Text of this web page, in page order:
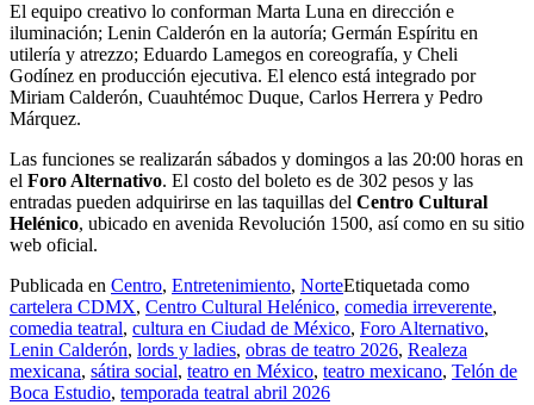
El equipo creativo lo conforman Marta Luna en dirección e
iluminación; Lenin Calderón en la autoría; Germán Espíritu en
utilería y atrezzo; Eduardo Lamegos en coreografía, y Cheli
Godínez en producción ejecutiva. El elenco está integrado por
Miriam Calderón, Cuauhtémoc Duque, Carlos Herrera y Pedro
Márquez.
Las funciones se realizarán sábados y domingos a las 20:00 horas en
el Foro Alternativo. El costo del boleto es de 302 pesos y las
entradas pueden adquirirse en las taquillas del Centro Cultural
Helénico, ubicado en avenida Revolución 1500, así como en su sitio
web oficial.
Publicada en Centro, Entretenimiento, NorteEtiquetada como
cartelera CDMX, Centro Cultural Helénico, comedia irreverente,
comedia teatral, cultura en Ciudad de México, Foro Alternativo,
Lenin Calderón, lords y ladies, obras de teatro 2026, Realeza
mexicana, sátira social, teatro en México, teatro mexicano, Telón de
Boca Estudio, temporada teatral abril 2026